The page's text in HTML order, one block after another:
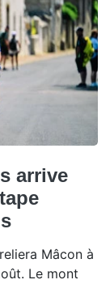
arrive
Mâcon à
Le mont